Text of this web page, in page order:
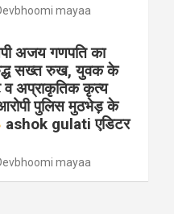
mayaa
अजय गणपति का
सख्त रुख, युवक के
व अप्राकृतिक कृत्य
पुलिस मुठभेड़ के
ashok gulati एडिटर
mayaa